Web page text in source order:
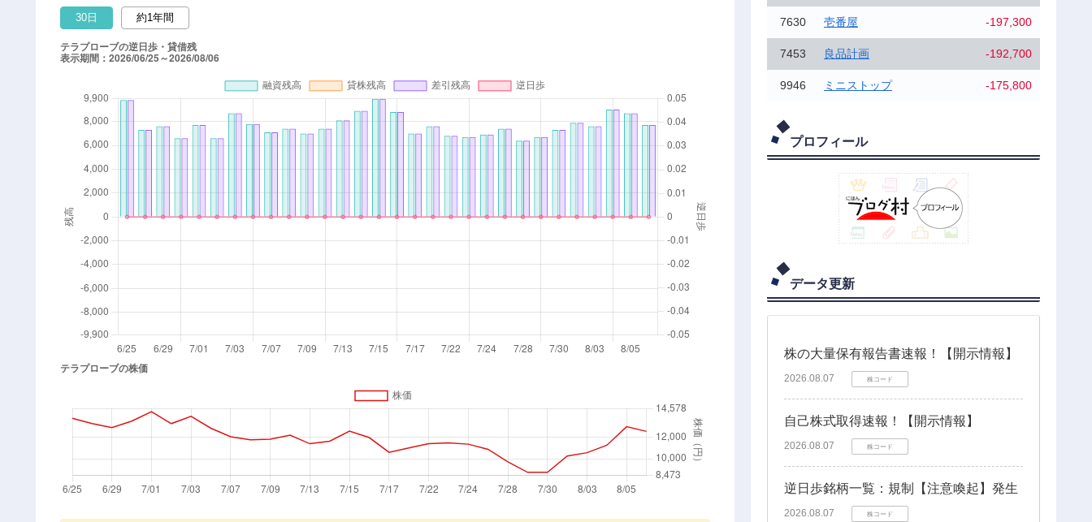
30日 約1年間 7630 壱番屋 -197,300
7453 良品計画 -192,700
9946 ミニストップ -175,800
プロフィール
データ更新
株の大量保有報告書速報！【開示情報】
2026.08.07 株コード
自己株式取得速報！【開示情報】
2026.08.07 株コード
逆日歩銘柄一覧：規制【注意喚起】発生
2026.08.07 株コード